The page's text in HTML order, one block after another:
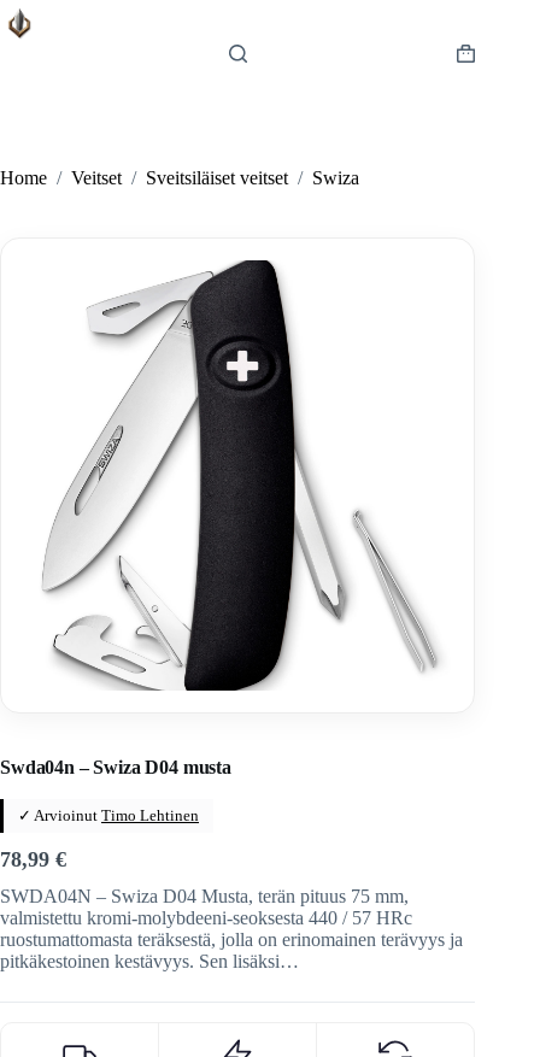
Skip
to
Shopping
Home / Veitset / Sveitsiläiset veitset / Swiza
Swda04n – Swiza D04 musta
✓ Arvioinut Timo Lehtinen
78,99 €
SWDA04N – Swiza D04 Musta, terän pituus 75 mm,
valmistettu kromi-molybdeeni-seoksesta 440 / 57 HRc
ruostumattomasta teräksestä, jolla on erinomainen terävyys ja
pitkäkestoinen kestävyys. Sen lisäksi…